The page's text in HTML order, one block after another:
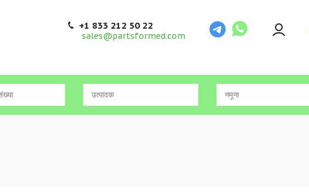
+1 833 212 50 22
sales@partsformed.com